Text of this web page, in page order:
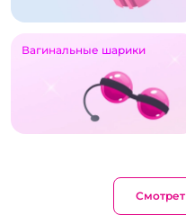
Вагинальные шарики